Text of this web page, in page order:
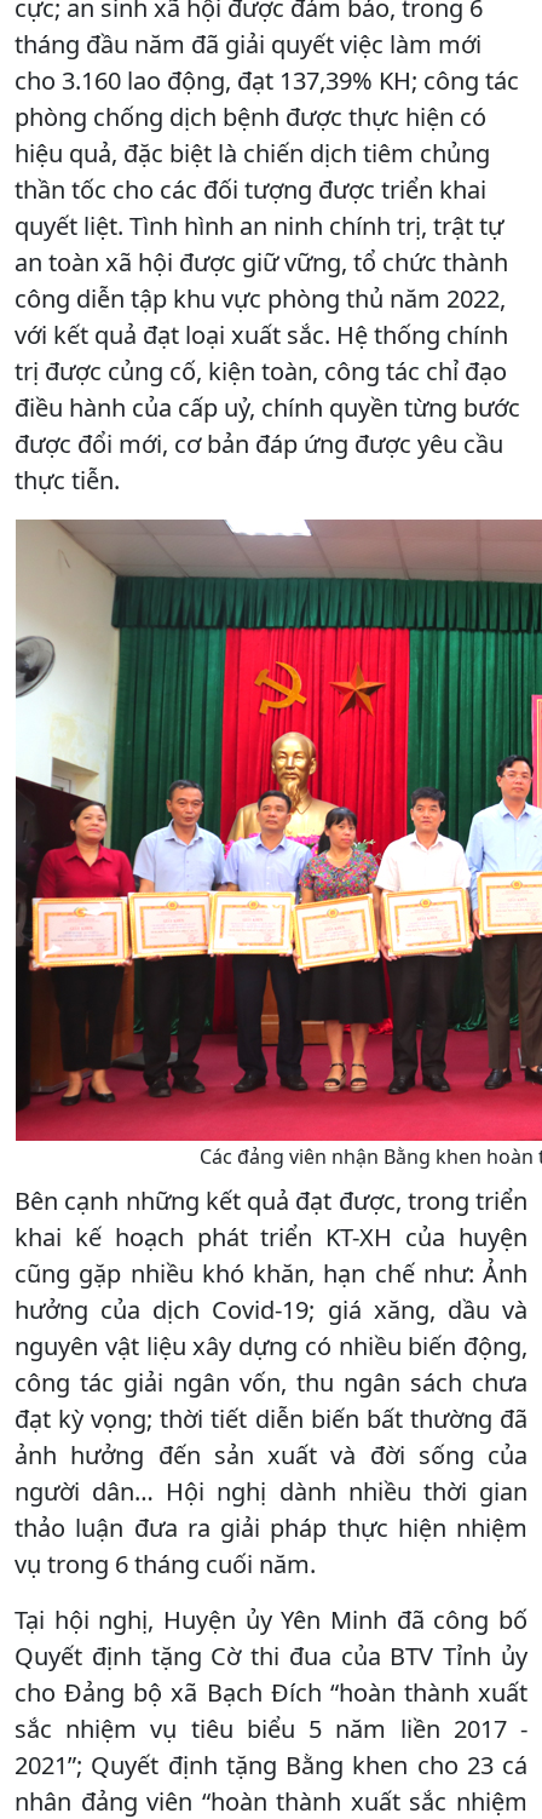
cực; an sinh xã hội được đảm bảo, trong 6
tháng đầu năm đã giải quyết việc làm mới
cho 3.160 lao động, đạt 137,39% KH; công tác
phòng chống dịch bệnh được thực hiện có
hiệu quả, đặc biệt là chiến dịch tiêm chủng
thần tốc cho các đối tượng được triển khai
quyết liệt. Tình hình an ninh chính trị, trật tự
an toàn xã hội được giữ vững, tổ chức thành
công diễn tập khu vực phòng thủ năm 2022,
với kết quả đạt loại xuất sắc. Hệ thống chính
trị được củng cố, kiện toàn, công tác chỉ đạo
điều hành của cấp uỷ, chính quyền từng bước
được đổi mới, cơ bản đáp ứng được yêu cầu
thực tiễn.
Các đảng viên nhận Bằng khen
Bên cạnh những kết quả đạt được, trong triển
khai kế hoạch phát triển KT-XH của huyện
cũng gặp nhiều khó khăn, hạn chế như: Ảnh
hưởng của dịch Covid-19; giá xăng, dầu và
nguyên vật liệu xây dựng có nhiều biến động,
công tác giải ngân vốn, thu ngân sách chưa
đạt kỳ vọng; thời tiết diễn biến bất thường đã
ảnh hưởng đến sản xuất và đời sống của
người dân… Hội nghị dành nhiều thời gian
thảo luận đưa ra giải pháp thực hiện nhiệm
vụ trong 6 tháng cuối năm.
Tại hội nghị, Huyện ủy Yên Minh đã công bố
Quyết định tặng Cờ thi đua của BTV Tỉnh ủy
cho Đảng bộ xã Bạch Đích “hoàn thành xuất
sắc nhiệm vụ tiêu biểu 5 năm liền 2017 -
2021”; Quyết định tặng Bằng khen cho 23 cá
nhân đảng viên “hoàn thành xuất sắc nhiệm